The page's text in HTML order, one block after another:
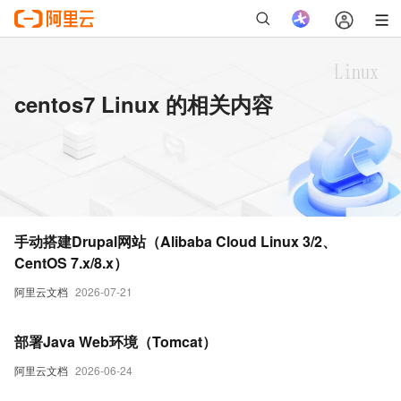
centos7 Linux 的相关内容
阿里云文档 2026-07-21
手动搭建Drupal网站（Alibaba Cloud Linux 3/2、
CentOS 7.x/8.x）
阿里云文档 2026-06-24
部署Java Web环境（Tomcat）